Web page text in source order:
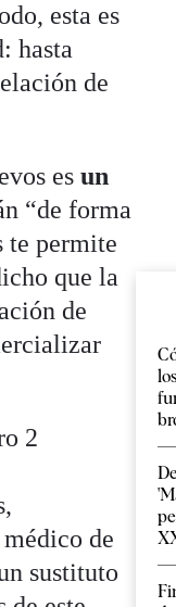
esta es
hasta
de
esun
“de forma
te permite
que la
de
2
de
sustituto